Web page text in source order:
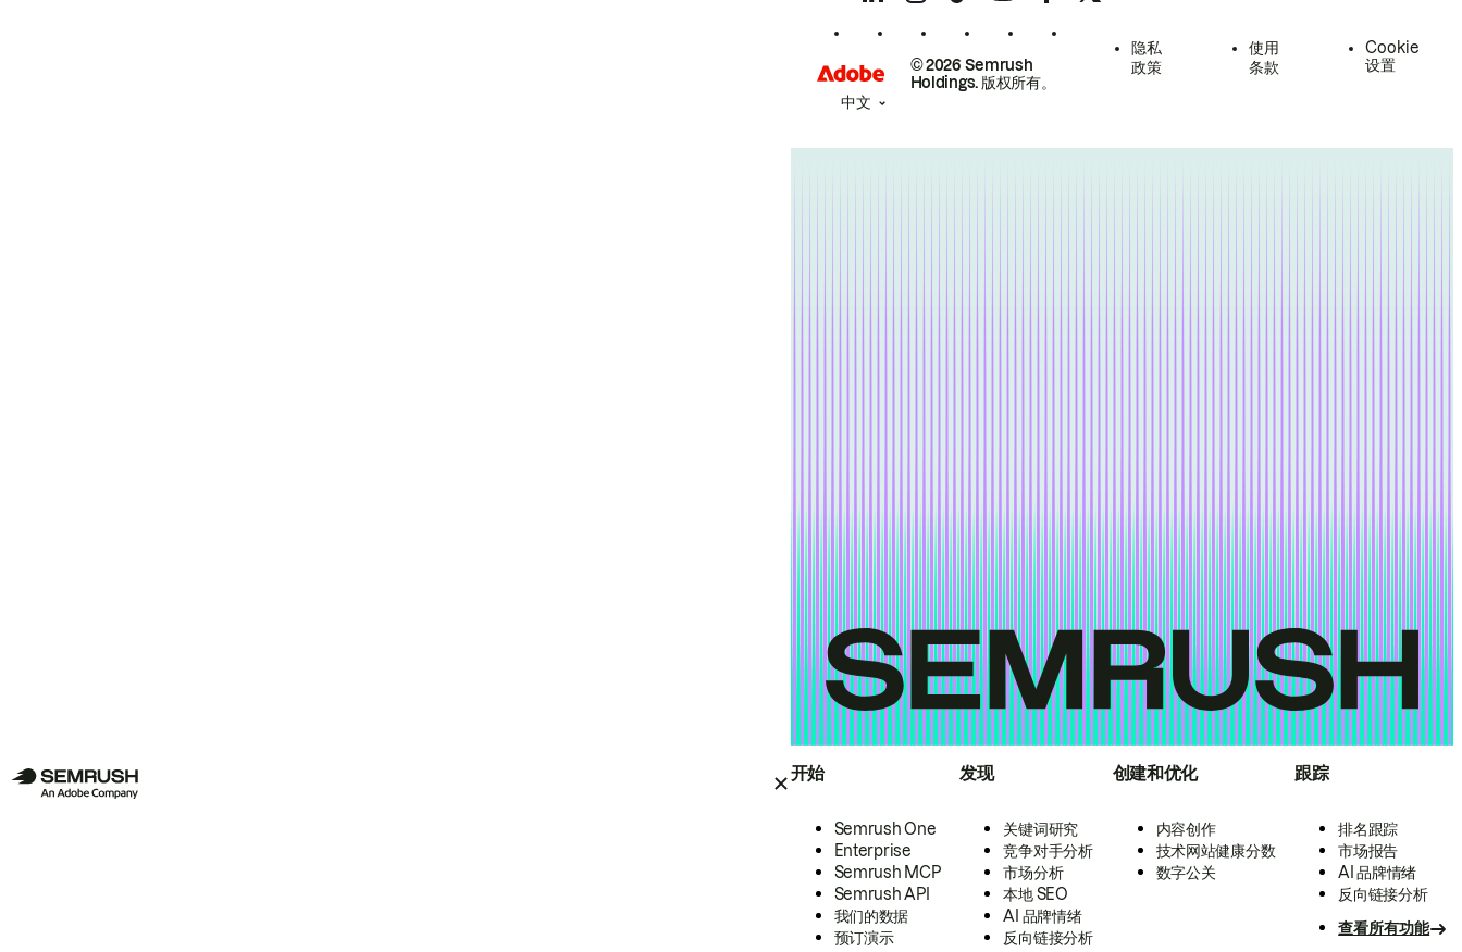
开始
Semrush One
Enterprise
Semrush MCP
Semrush API
我们的数据
预订演示
发现
关键词研究
竞争对手分析
市场分析
本地 SEO
AI 品牌情绪
反向链接分析
创建和优化
内容创作
技术网站健康分数
数字公关
跟踪
排名跟踪
市场报告
AI 品牌情绪
反向链接分析
查看所有功能
© 2026 Semrush
Holdings. 版权所有。
隐私
政策
使用
条款
Cookie
设置
中文